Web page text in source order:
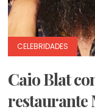
CELEBRIDADES
Caio Blat
restaurante